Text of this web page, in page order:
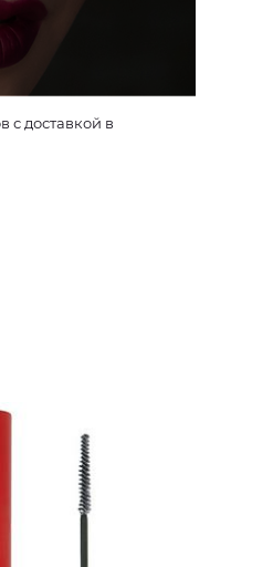
с доставкой в